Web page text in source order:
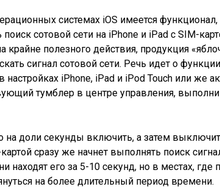
системах iOS имеется
сотовой сети на iPhone и iPad с SIM-
крайне полезного действия, продукция
сигнал сотовой сети. Речь идет о
настройках iPhone, iPad и iPod Touch или же
тумблер в центре управления,
на доли секунды включить, а затем
сразу же начнет выполнять поиск
находят его за 5-10 секунд, но в местах, где
на более длительный период времени.